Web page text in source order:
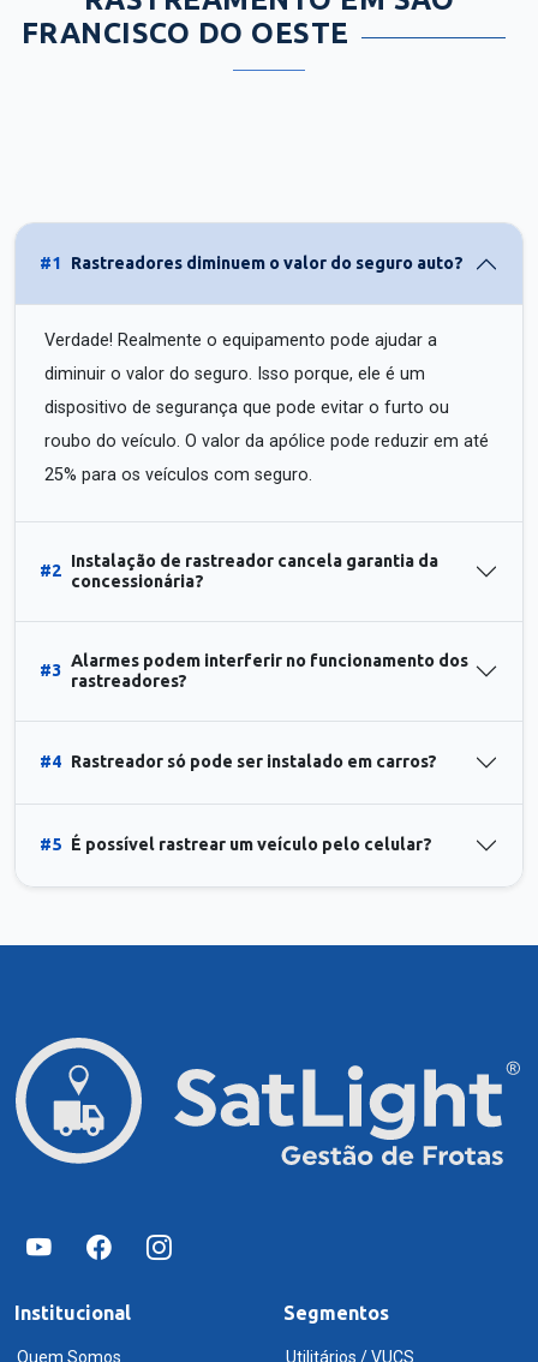
FRANCISCO DO OESTE
#1 Rastreadores diminuem o valor do seguro auto?
Verdade! Realmente o equipamento pode ajudar a
diminuir o valor do seguro. Isso porque, ele é um
dispositivo de segurança que pode evitar o furto ou
roubo do veículo. O valor da apólice pode reduzir em até
25% para os veículos com seguro.
#2
Instalação de rastreador cancela garantia da
concessionária?
#3
Alarmes podem interferir no funcionamento dos
rastreadores?
#4 Rastreador só pode ser instalado em carros?
#5 É possível rastrear um veículo pelo celular?
Institucional
Quem Somos
Segmentos
Utilitários / VUCS